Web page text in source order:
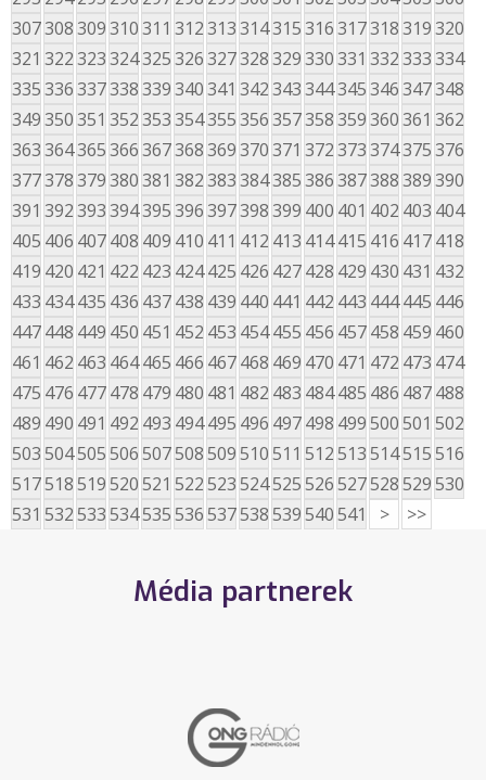
307308309310311 312313314315316317318319320
321 322323324325326327328329330331 332333334
335336337338339340341 342343344345346347348
349350351 352353354355356357358359360361 362
363364365366367368369370371 372373374375376
377378379380381 382383384385386387388389390
391 392393394395396397398399 400 401 402 403 404
405 406 407408 409 410 411 412 413 414415 416 417418
419 420 421 422 423 424425 426 427428 429 430 431 432
433 434435 436 437438 439 440 441 442 443 444445 446
447448 449 450 451 452 453 454455 456 457458 459 460
461 462 463 464465 466 467468 469 470 471 472 473 474
475 476 477478 479 480 481 482 483 484485 486 487488
489 490 491 492 493 494495 496 497498 499500501 502
503504505506507508509510511 512513514515516
517518519520521 522523524525526527528529530
531 532533534535536537538539540541 > >>
Média partnerek